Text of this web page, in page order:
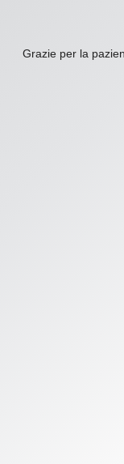
Grazie per la